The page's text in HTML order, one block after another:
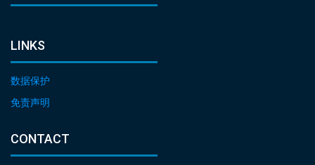
LINKS
数据保护
免责声明
CONTACT